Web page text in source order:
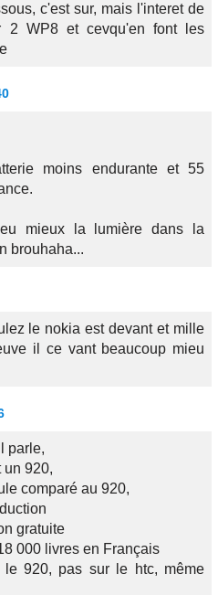
c'est sur, mais l'interet de
2 WP8 et cevqu'en font les
moins endurante et 55
mieux la lumière dans la
brouhaha...
le nokia est devant et mille
il ce vant beaucoup mieu
parle,
un 920,
comparé au 920,
gratuite
000 livres en Français
le 920, pas sur le htc, même